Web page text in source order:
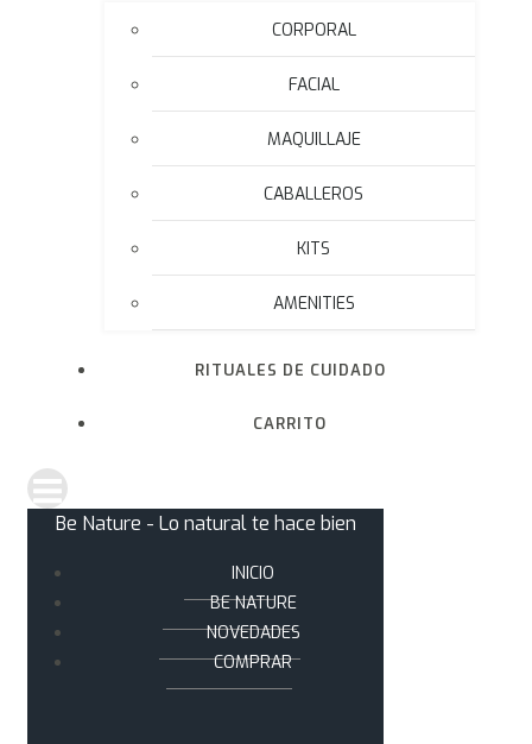
CORPORAL
FACIAL
MAQUILLAJE
CABALLEROS
KITS
AMENITIES
RITUALES DE CUIDADO
CARRITO
Be Nature - Lo natural te hace bien
INICIO
BE NATURE
NOVEDADES
COMPRAR